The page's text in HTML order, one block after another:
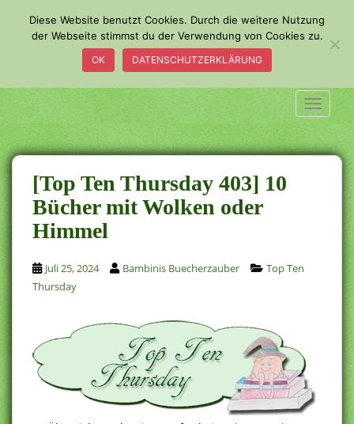
m
a
i
n
c
o
n
t
e
n
t
[Top Ten Thursday 403] 10
Bücher mit Wolken oder
Himmel
Juli 25, 2024 Bambinis Buecherzauber
Top Ten
Thursday
Diese Website benutzt Cookies. Durch die weitere Nutzung
der Webseite stimmst du der Verwendung von Cookies zu.
OK DATENSCHUTZERKLÄRUNG